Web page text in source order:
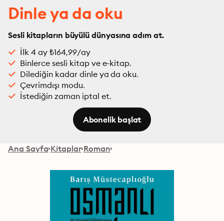
Dinle ya da oku
Sesli kitapların büyülü dünyasına adım at.
İlk 4 ay ₺164,99/ay
Binlerce sesli kitap ve e-kitap.
Dilediğin kadar dinle ya da oku.
Çevrimdışı modu.
İstediğin zaman iptal et.
Abonelik başlat
Ana Sayfa Kitaplar Roman